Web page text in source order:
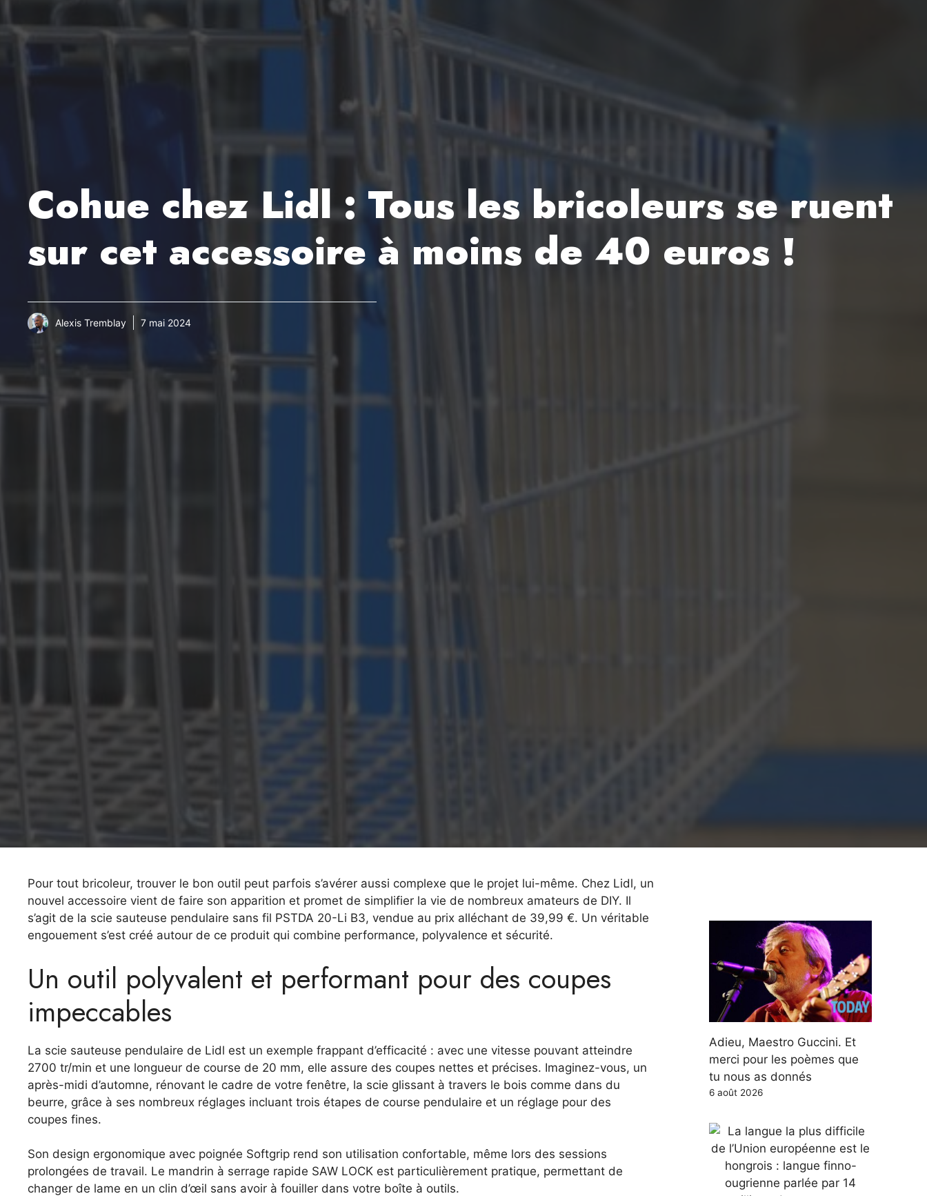
Cohue chez Lidl : Tous les bricoleurs se ruent
sur cet accessoire à moins de 40 euros !
Alexis Tremblay 7 mai 2024
Pour tout bricoleur, trouver le bon outil peut parfois s’avérer aussi complexe que le projet lui-même. Chez Lidl, un
nouvel accessoire vient de faire son apparition et promet de simplifier la vie de nombreux amateurs de DIY. Il
s’agit de la scie sauteuse pendulaire sans fil PSTDA 20-Li B3, vendue au prix alléchant de 39,99 €. Un véritable
engouement s’est créé autour de ce produit qui combine performance, polyvalence et sécurité.
Un outil polyvalent et performant pour des coupes
impeccables
La scie sauteuse pendulaire de Lidl est un exemple frappant d’efficacité : avec une vitesse pouvant atteindre
2700 tr/min et une longueur de course de 20 mm, elle assure des coupes nettes et précises. Imaginez-vous, un
après-midi d’automne, rénovant le cadre de votre fenêtre, la scie glissant à travers le bois comme dans du
beurre, grâce à ses nombreux réglages incluant trois étapes de course pendulaire et un réglage pour des
coupes fines.
Son design ergonomique avec poignée Softgrip rend son utilisation confortable, même lors des sessions
prolongées de travail. Le mandrin à serrage rapide SAW LOCK est particulièrement pratique, permettant de
changer de lame en un clin d’œil sans avoir à fouiller dans votre boîte à outils.
Adieu, Maestro Guccini. Et
merci pour les poèmes que
tu nous as donnés
6 août 2026